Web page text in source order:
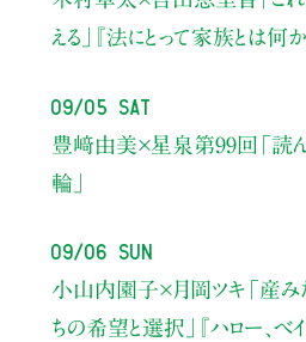
える」
『法にとって家族とは何
09/05 Sat
豊﨑由美×星泉 第99回「読ん
輪」
09/06 Sun
小山内園子×月岡ツキ 「産
ちの希望と選択」
『ハロー、ベ